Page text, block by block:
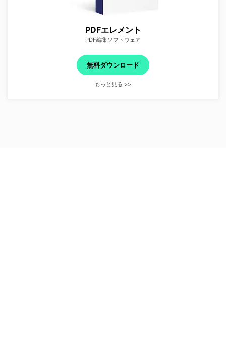
PDFエレメント
PDF編集ソフトウェア
無料ダウンロード
もっと見る >>